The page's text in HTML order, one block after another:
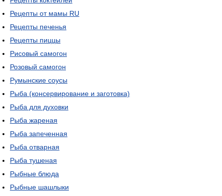
Рецепты от мамы RU
Рецепты печенья
Рецепты пиццы
Рисовый самогон
Розовый самогон
Румынские соусы
Рыба (консервирование и заготовка)
Рыба для духовки
Рыба жареная
Рыба запеченная
Рыба отварная
Рыба тушеная
Рыбные блюда
Рыбные шашлыки